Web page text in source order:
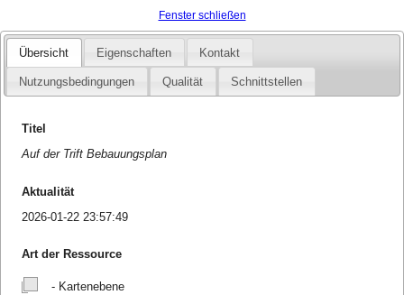
Fenster schließen
Übersicht Eigenschaften Kontakt
Nutzungsbedingungen Qualität Schnittstellen
Titel
Auf der Trift Bebauungsplan
Aktualität
2026-01-22 23:57:49
Art der Ressource
- Kartenebene